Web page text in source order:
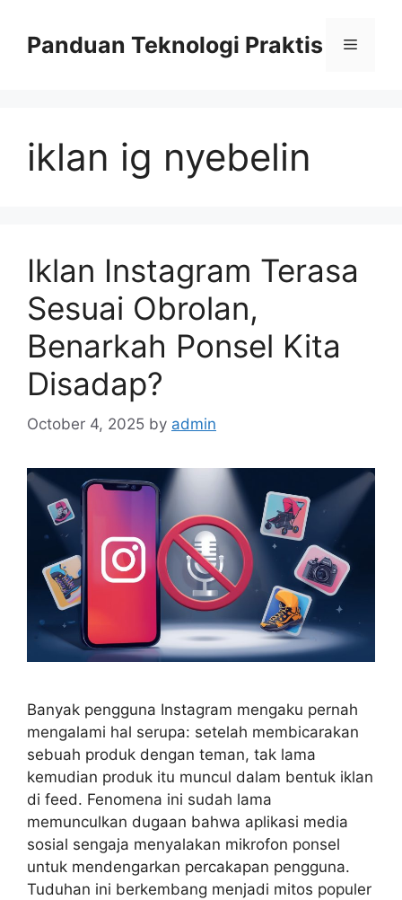
contentPanduan Teknologi Praktis Menu
iklan ig nyebelin
Iklan Instagram Terasa
Sesuai Obrolan,
Benarkah Ponsel Kita
Disadap?
October 4, 2025 by admin
Banyak pengguna Instagram mengaku pernah
mengalami hal serupa: setelah membicarakan
sebuah produk dengan teman, tak lama
kemudian produk itu muncul dalam bentuk iklan
di feed. Fenomena ini sudah lama
memunculkan dugaan bahwa aplikasi media
sosial sengaja menyalakan mikrofon ponsel
untuk mendengarkan percakapan pengguna.
Tuduhan ini berkembang menjadi mitos populer